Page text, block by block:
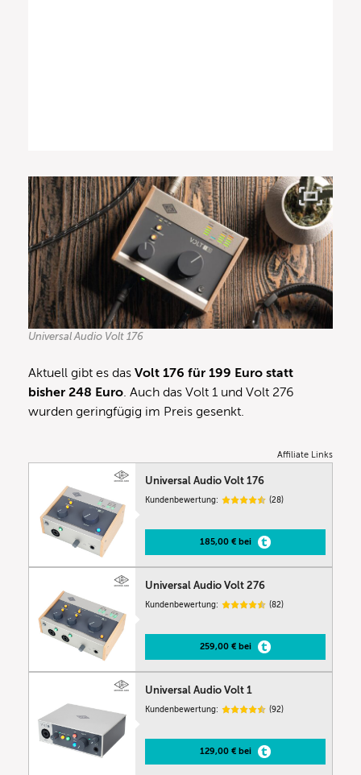
Universal Audio Volt 176
Aktuell gibt es das Volt 176 für 199 Euro statt
bisher 248 Euro. Auch das Volt 1 und Volt 276
wurden geringfügig im Preis gesenkt.
Affiliate Links
Universal Audio Volt 176
Kundenbewertung: (28)
185,00 € bei
Universal Audio Volt 276
Kundenbewertung: (82)
259,00 € bei
Universal Audio Volt 1
Kundenbewertung: (92)
129,00 € bei